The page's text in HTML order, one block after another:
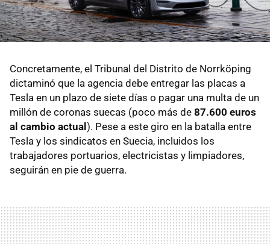
Concretamente, el Tribunal del Distrito de Norrköping
dictaminó que la agencia debe entregar las placas a
Tesla en un plazo de siete días o pagar una multa de un
millón de coronas suecas (poco más de 87.600 euros
al cambio actual). Pese a este giro en la batalla entre
Tesla y los sindicatos en Suecia, incluidos los
trabajadores portuarios, electricistas y limpiadores,
seguirán en pie de guerra.